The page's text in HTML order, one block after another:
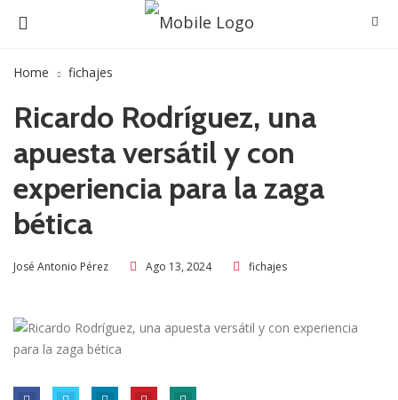
Home fichajes
Ricardo Rodríguez, una
apuesta versátil y con
experiencia para la zaga
bética
José Antonio Pérez Ago 13, 2024 fichajes